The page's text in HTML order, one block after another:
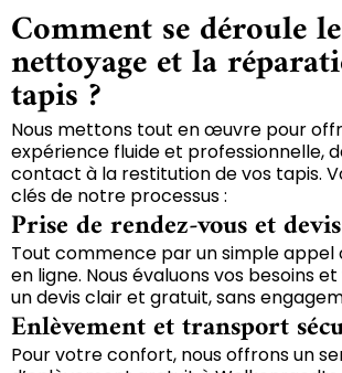
Comment se déroule le
nettoyage et la
tapis ?
Nous mettons tout en œuvre pour
expérience fluide et professionnelle,
contact à la restitution de vos tapis.
clés de notre processus :
Prise de rendez-vous et
Tout commence par un simple appel
en ligne. Nous évaluons vos besoins
un devis clair et gratuit, sans
Enlèvement et transport
Pour votre confort, nous offrons un